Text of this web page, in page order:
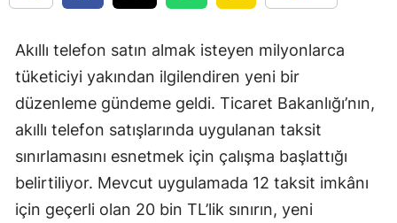
Akıllı telefon satın almak isteyen milyonlarca
tüketiciyi yakından ilgilendiren yeni bir
düzenleme gündeme geldi. Ticaret Bakanlığı’nın,
akıllı telefon satışlarında uygulanan taksit
sınırlamasını esnetmek için çalışma başlattığı
belirtiliyor. Mevcut uygulamada 12 taksit imkânı
için geçerli olan 20 bin TL’lik sınırın, yeni